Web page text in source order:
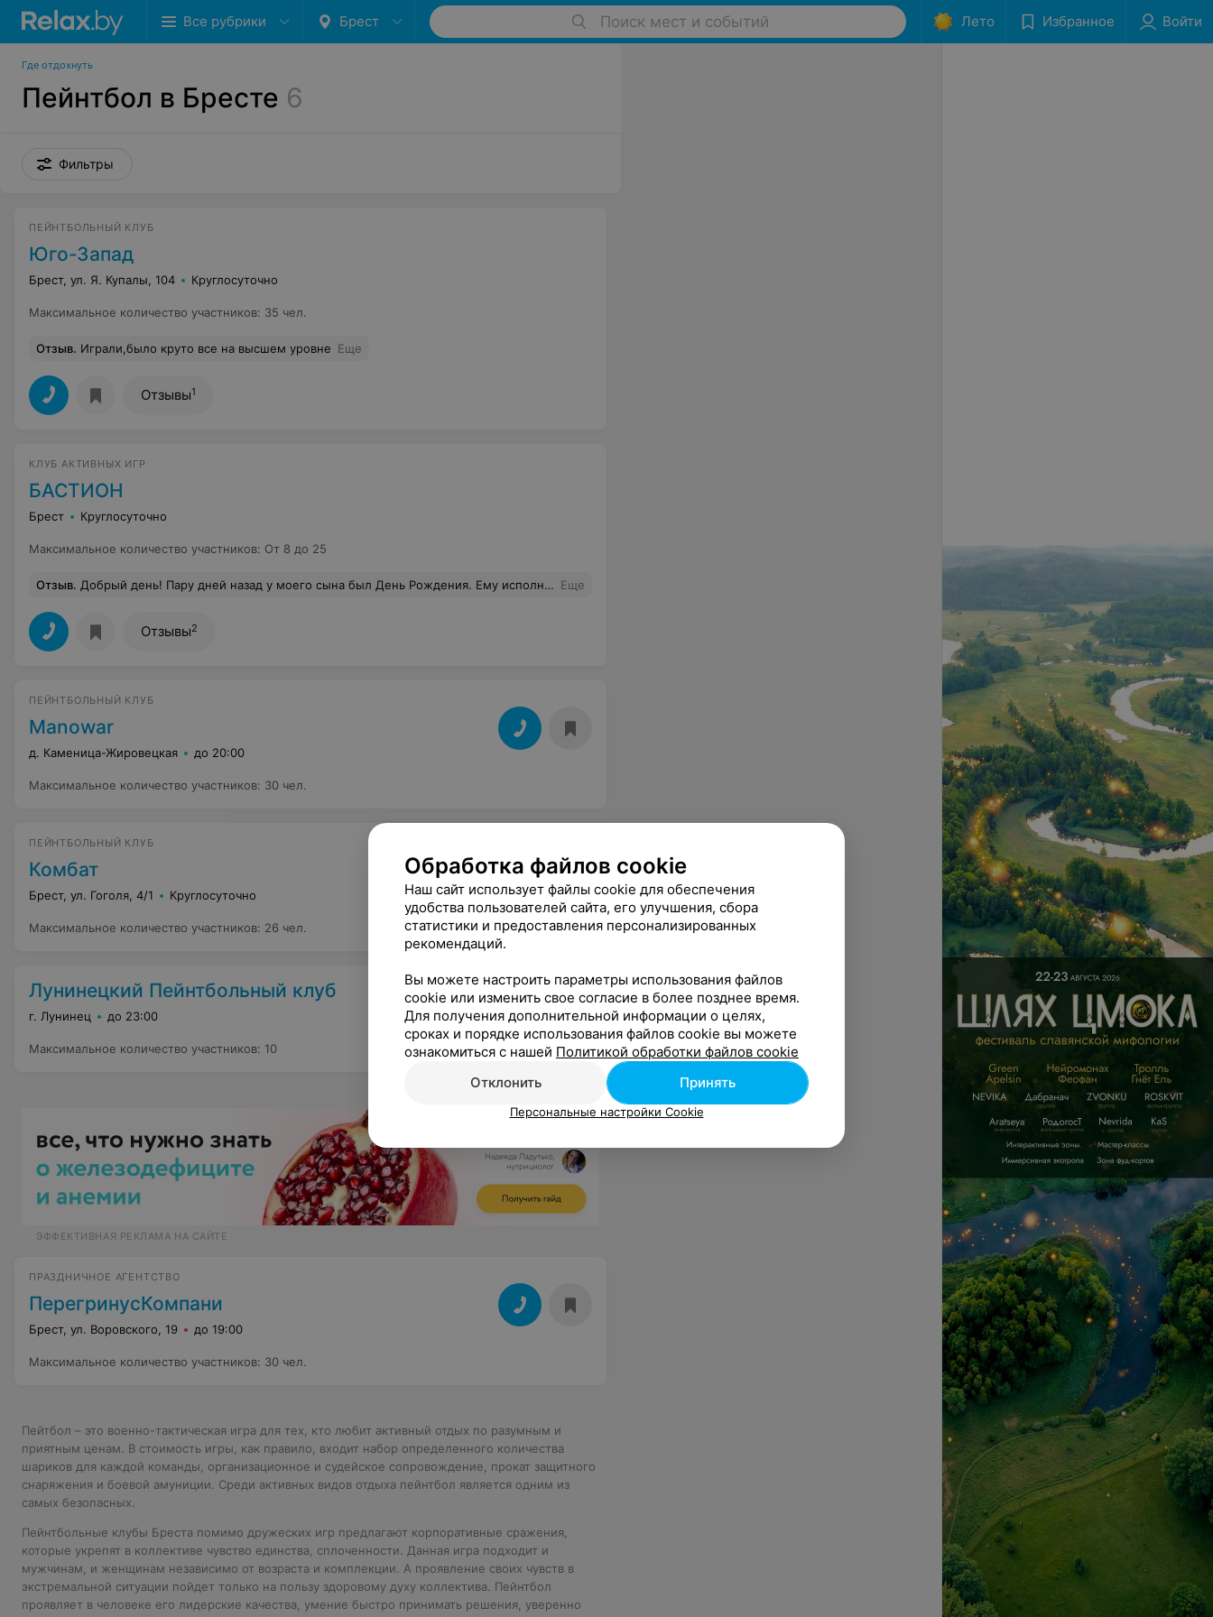
Все рубрики Брест Поиск мест и событий Лето Избранное Войти
Где отдохнуть
Пейнтбол в Бресте 6
Фильтры
ПЕЙНТБОЛЬНЫЙ КЛУБ
Юго-Запад
Брест, ул. Я. Купалы, 104 Круглосуточно
Максимальное количество участников: 35 чел.
Отзыв. Играли,было круто все на высшем уровне Еще
Отзывы1
КЛУБ АКТИВНЫХ ИГР
БАСТИОН
Брест Круглосуточно
Максимальное количество участников: От 8 до 25
Отзыв. Добрый день! Пару дней назад у моего сына был День Рождения. Ему исполнилось 8 лет. И в качестве подарка я со своей супругой решили сделать ему сюрприз. Очень долго выбирали , чем можно его было заинтересовать. Полазив в интернете, я наткнулся на клуб Бастион. Позвонив туда, мне объяснили как играть в лазертаг ( раньше я даже и не знал о такой игре) , рассказали про площадку, сценарии и стоимость. К моему удивлению, когда я сказал , что у моего сына ДР , мне сказали, что для именинника игра бесплатно. Чему я был рад. Приехав на площадку нас встретил инструктор. Показал где будет проходить сама игра и каким арсеналом мы будем пользоваться. Было интересно смотреть на наших детей, как они внимательно слушали "инструктора", который проводил инструктаж. После инструктажа , началась игра. Игра прошла на ура.Сценарии порадовали нас. После игры нам предложили беседку, в которой мы накрыли на стол и отпраздновали ДР. Было очень весело. А главное , детям понравилось. Огромное Вам спасибо. Еще
Отзывы2
ПЕЙНТБОЛЬНЫЙ КЛУБ
Manowar
д. Каменица-Жировецкая до 20:00
Максимальное количество участников: 30 чел.
ПЕЙНТБОЛЬНЫЙ КЛУБ
Комбат
Брест, ул. Гоголя, 4/1 Круглосуточно
Максимальное количество участников: 26 чел.
Лунинецкий Пейнтбольный клуб
г. Лунинец до 23:00
Максимальное количество участников: 10
ЭФФЕКТИВНАЯ РЕКЛАМА НА САЙТЕ
ПРАЗДНИЧНОЕ АГЕНТСТВО
ПерегринусКомпани
Брест, ул. Воровского, 19 до 19:00
Максимальное количество участников: 30 чел.
Пейтбол – это военно-тактическая игра для тех, кто любит активный отдых по разумным и
приятным ценам. В стоимость игры, как правило, входит набор определенного количества
шариков для каждой команды, организационное и судейское сопровождение, прокат защитного
снаряжения и боевой амуниции. Среди активных видов отдыха пейнтбол является одним из
самых безопасных.
Пейнтбольные клубы Бреста помимо дружеских игр предлагают корпоративные сражения,
которые укрепят в коллективе чувство единства, сплоченности. Данная игра подходит и
мужчинам, и женщинам независимо от возраста и комплекции. А проявление своих чувств в
экстремальной ситуации пойдет только на пользу здоровому духу коллектива. Пейнтбол
проявляет в человеке его лидерские качества, умение быстро принимать решения, уверенно
Обработка файлов cookie
Наш сайт использует файлы cookie для обеспечения
удобства пользователей сайта, его улучшения, сбора
статистики и предоставления персонализированных
рекомендаций.
Вы можете настроить параметры использования файлов
cookie или изменить свое согласие в более позднее время.
Для получения дополнительной информации о целях,
сроках и порядке использования файлов cookie вы можете
ознакомиться с нашей Политикой обработки файлов cookie
Отклонить
Принять
Персональные настройки Cookie